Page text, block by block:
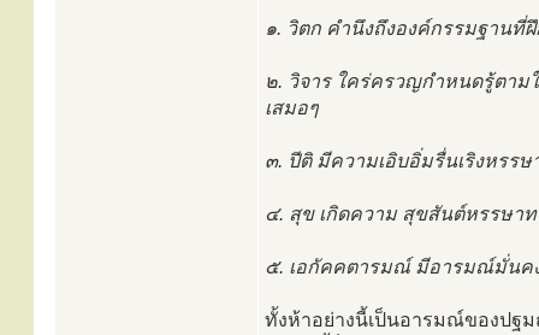
๑. วิตก คำนึงถึงองค์กรรมฐานที่ฝึ
๒. วิจาร ใคร่ครวญกำหนดรู้ตา
เสมอๆ
๓. ปีติ มีความเอิบอิ่มรื่นเริงหรร
๔. สุข เกิดความ สุขสันต์หรรษา
๕. เอกัคคตารมณ์ มีอารมณ์มั่นค
ทั้งห้าอย่างนี้เป็นอารมณ์ของปฐ